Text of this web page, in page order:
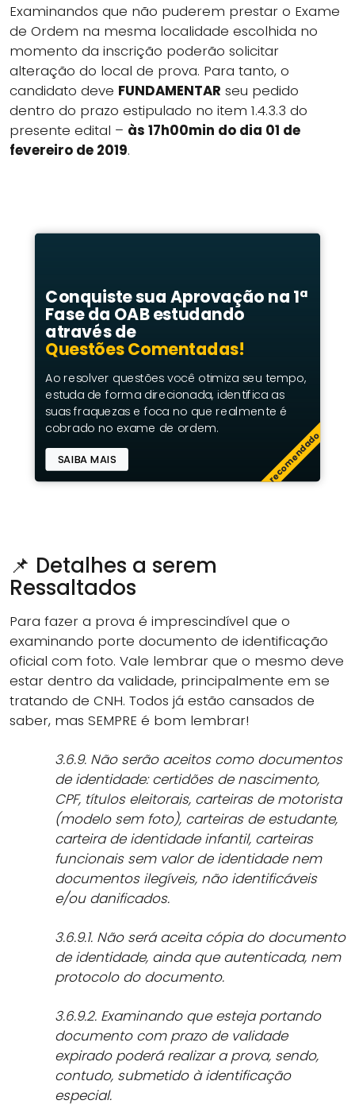
Examinandos que não puderem prestar o Exame
de Ordem na mesma localidade escolhida no
momento da inscrição poderão solicitar
alteração do local de prova. Para tanto, o
candidato deve FUNDAMENTAR seu pedido
dentro do prazo estipulado no item 1.4.3.3 do
presente edital – às 17h00min do dia 01 de
fevereiro de 2019.
Conquiste sua Aprovação na 1ª
Fase da OAB estudando
através de
Questões Comentadas!
Ao resolver questões você otimiza seu tempo,
estuda de forma direcionada, identifica as
suas fraquezas e foca no que realmente é
cobrado no exame de ordem.
SAIBA MAIS recomendado
📌 Detalhes a serem
Ressaltados
Para fazer a prova é imprescindível que o
examinando porte documento de identificação
oficial com foto. Vale lembrar que o mesmo deve
estar dentro da validade, principalmente em se
tratando de CNH. Todos já estão cansados de
saber, mas SEMPRE é bom lembrar!
3.6.9. Não serão aceitos como documentos
de identidade: certidões de nascimento,
CPF, títulos eleitorais, carteiras de motorista
(modelo sem foto), carteiras de estudante,
carteira de identidade infantil, carteiras
funcionais sem valor de identidade nem
documentos ilegíveis, não identificáveis
e/ou danificados.
3.6.9.1. Não será aceita cópia do documento
de identidade, ainda que autenticada, nem
protocolo do documento.
3.6.9.2. Examinando que esteja portando
documento com prazo de validade
expirado poderá realizar a prova, sendo,
contudo, submetido à identificação
especial.